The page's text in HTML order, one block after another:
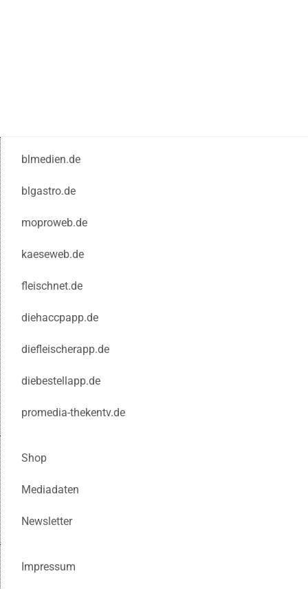
blmedien.de
blgastro.de
moproweb.de
kaeseweb.de
fleischnet.de
diehaccpapp.de
diefleischerapp.de
diebestellapp.de
promedia-thekentv.de
Shop
Mediadaten
Newsletter
Impressum